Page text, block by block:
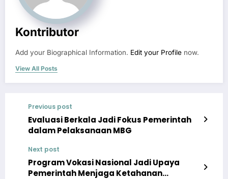
Kontributor
Add your Biographical Information. Edit your Profile now.
View All Posts
Previous post
Evaluasi Berkala Jadi Fokus Pemerintah
dalam Pelaksanaan MBG
Next post
Program Vokasi Nasional Jadi Upaya
Pemerintah Menjaga Ketahanan